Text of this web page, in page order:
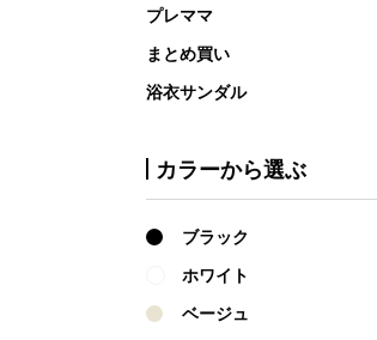
プレママ
まとめ買い
浴衣サンダル
カラーから選ぶ
ブラック
ホワイト
ベージュ